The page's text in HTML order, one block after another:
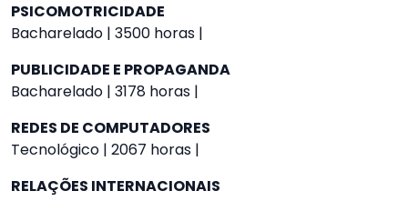
PSICOMOTRICIDADE
Bacharelado | 3500 horas |
PUBLICIDADE E PROPAGANDA
Bacharelado | 3178 horas |
REDES DE COMPUTADORES
Tecnológico | 2067 horas |
RELAÇÕES INTERNACIONAIS